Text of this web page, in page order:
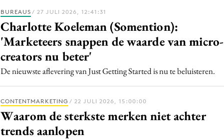
BUREAUS / 27 JULI 2026, 12:41:31
Charlotte Koeleman (Somention):
'Marketeers snappen de waarde van micro-
creators nu beter'
De nieuwste aflevering van Just Getting Started is nu te beluisteren.
CONTENTMARKETING / 22 JULI 2026, 15:00:00
Waarom de sterkste merken niet achter
trends aanlopen